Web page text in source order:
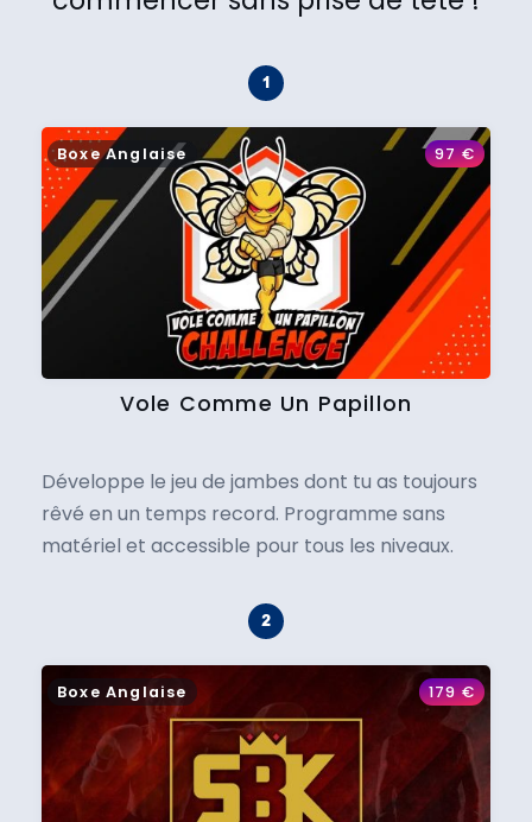
Boxe Anglaise 97€
Vole Comme Un Papillon
Développe le jeu de jambes dont tu as toujours
rêvé en un temps record. Programme sans
matériel et accessible pour tous les niveaux.
Boxe Anglaise 179€